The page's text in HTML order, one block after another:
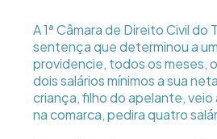
A 1ª Câmara de Direito Civil do
sentença que determinou a
providencie, todos os meses,
dois salários mínimos a sua
criança, filho do apelante, veio
na comarca, pedira quatro